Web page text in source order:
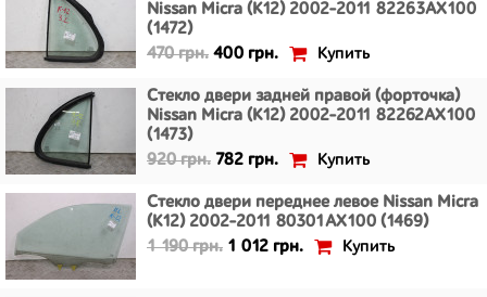
Nissan Micra (K12) 2002-2011 82263AX100
(1472)
470 грн. 400 грн. Купить
Стекло двери задней правой (форточка)
Nissan Micra (K12) 2002-2011 82262AX100
(1473)
920 грн. 782 грн. Купить
Стекло двери переднее левое Nissan Micra
(K12) 2002-2011 80301AX100 (1469)
1 190 грн. 1 012 грн. Купить